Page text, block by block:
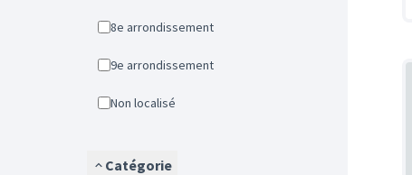
8e arrondissement
9e arrondissement
Non localisé
Catégorie